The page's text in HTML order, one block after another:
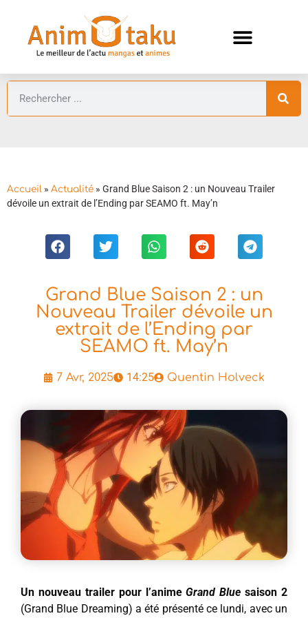
Accueil » Actualité » Grand Blue Saison 2 : un Nouveau Trailer
dévoile un extrait de l’Ending par SEAMO ft. May’n
Grand Blue Saison 2 : un
Nouveau Trailer dévoile un
extrait de l’Ending par
SEAMO ft. May’n
7 Avr, 2025 14:25 Quentin Holveck
Un nouveau trailer pour l’animeGrand Blue saison 2
(Grand Blue Dreaming) a été présenté ce lundi, avec un